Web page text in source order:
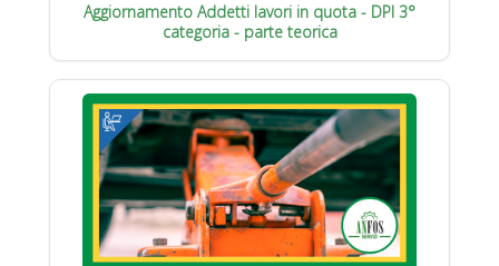
Aggiornamento Addetti lavori in quota - DPI 3°
categoria - parte teorica